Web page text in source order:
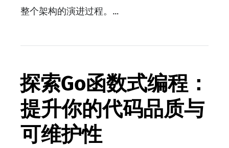
整个架构的演进过程。…
探索Go函数式编程：
提升你的代码品质与
可维护性